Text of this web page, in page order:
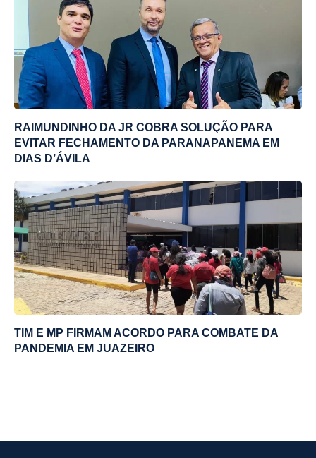
RAIMUNDINHO DA JR COBRA SOLUÇÃO PARA
EVITAR FECHAMENTO DA PARANAPANEMA EM
DIAS D’ÁVILA
TIM E MP FIRMAM ACORDO PARA COMBATE DA
PANDEMIA EM JUAZEIRO